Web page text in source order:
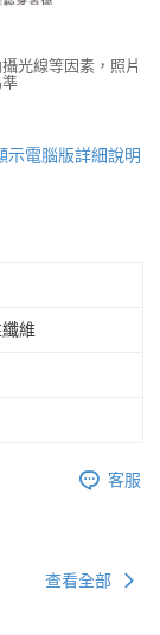
光線等因素，照片
示電腦版詳細說明
維
客服
查看全部